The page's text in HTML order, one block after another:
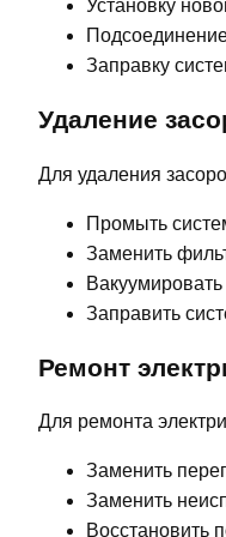
Установку
Заправку
Удаление
Для удаления
Промыть
Заменить
Вакуумировать
Заправить
Ремонт
Для ремонта
Заменить
Заменить
Восстановить